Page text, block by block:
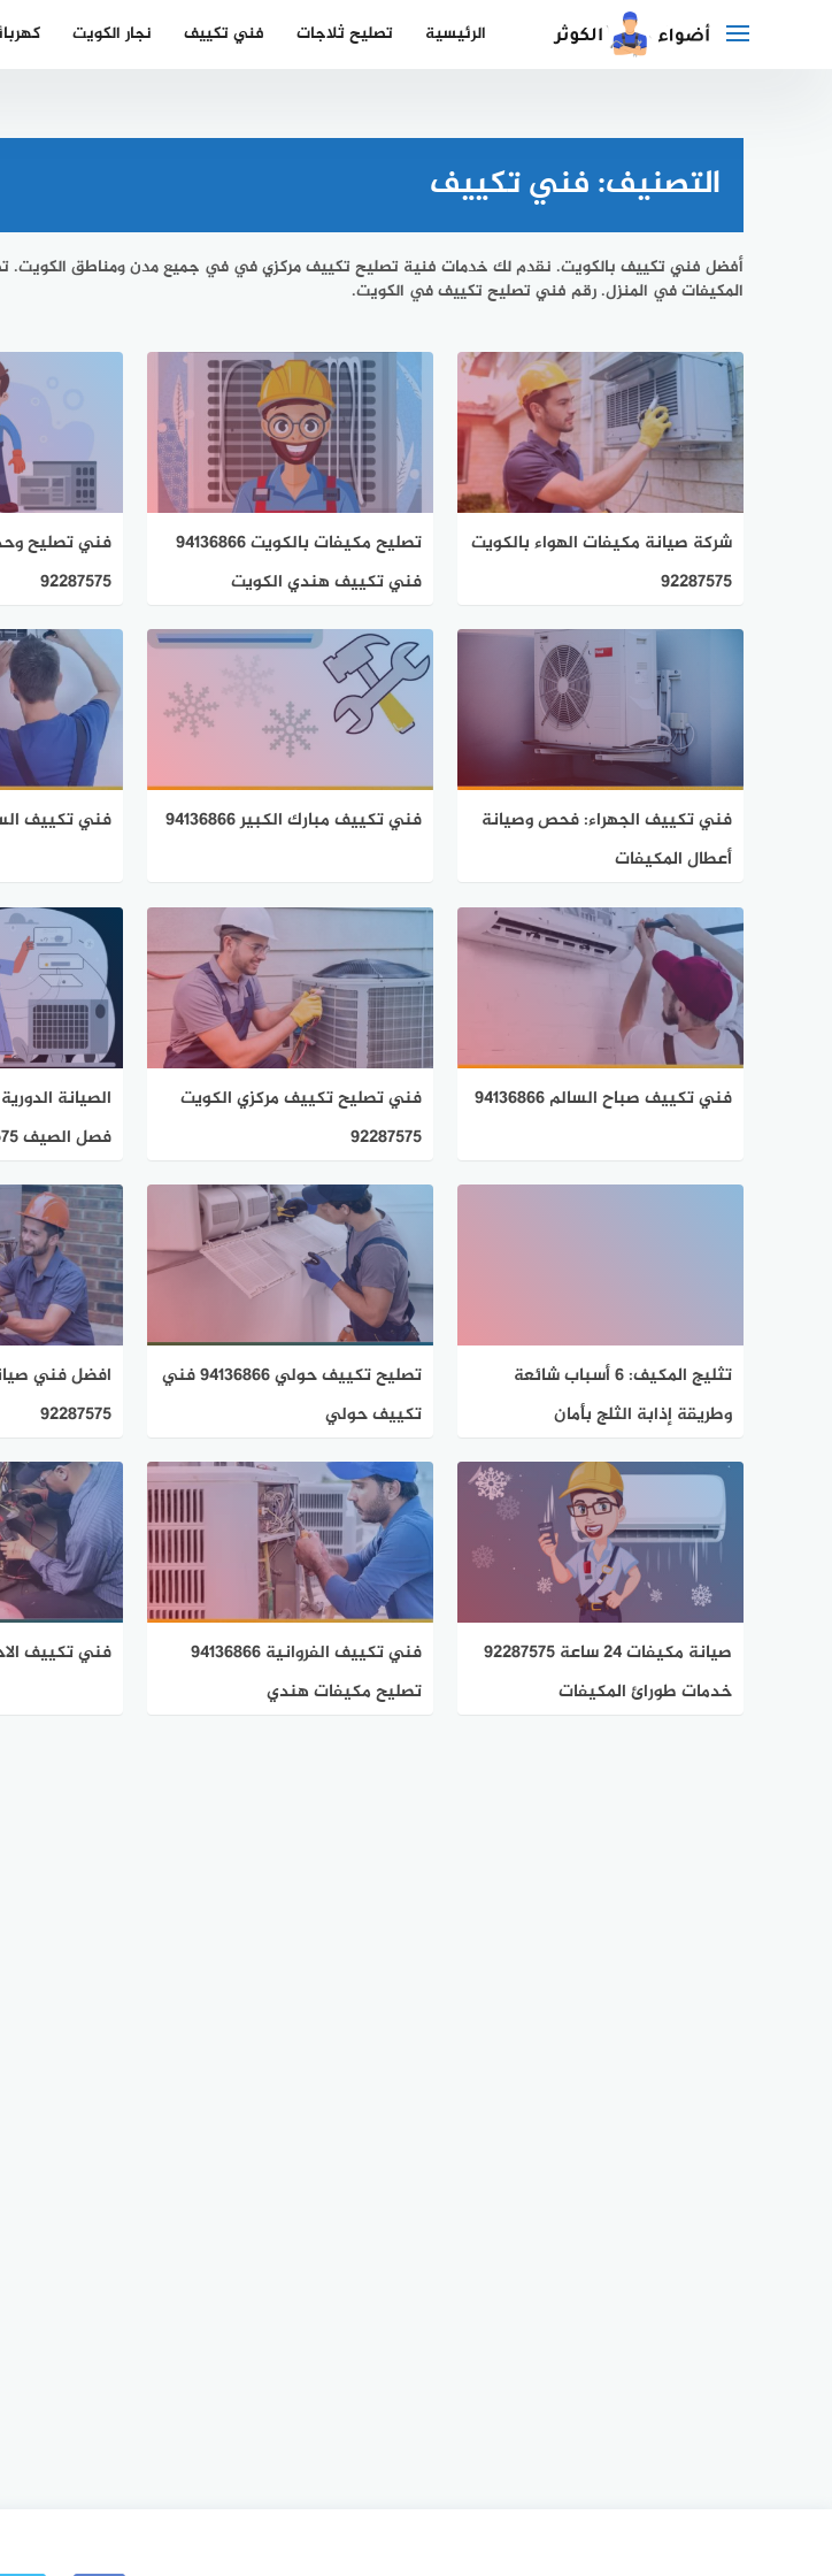
الرئيسية تصليح ثلاجات فني تكييف نجار الكويت
التصنيف:فني تكييف
أفضل فني تكييف بالكويت. نقدم لك خدمات فنية تصليح تكييف مركزي في في جميع مدن ومناطق الكويت.
المكيفات في المنزل. رقم فني تصليح تكييف في الكويت.
شركة صيانة مكيفات الهواء بالكويت
92287575
تصليح مكيفات بالكويت 94136866
فني تكييف هندي الكويت
فني تصليح
92287575
فني تكييف الجهراء: فحص وصيانة
أعطال المكيفات
فني تكييف مبارك الكبير 94136866 فني تكييف
فني تكييف صباح السالم 94136866
فني تصليح تكييف مركزي الكويت
92287575
الصيانة
فصل الصيف 92287575
تثليج المكيف: 6 أسباب شائعة
وطريقة إذابة الثلج بأمان
تصليح تكييف حولي 94136866 فني
تكييف حولي
افضل فني
92287575
صيانة مكيفات 24 ساعة 92287575
خدمات طورائ المكيفات
فني تكييف الفروانية 94136866
تصليح مكيفات هندي
فني تكييف الاحمدي